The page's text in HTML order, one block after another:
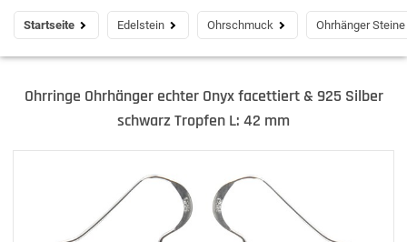
Startseite Edelstein Ohrschmuck Ohrhänger Steine
Ohrringe Ohrhänger echter Onyx facettiert & 925 Silber
schwarz Tropfen L: 42 mm